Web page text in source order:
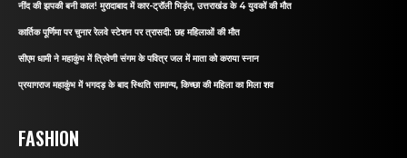
नींद की झपकी बनी काल! मुरादाबाद में कार-ट्रॉली भिड़ंत, उत्तराखंड के 4 युवकों की मौत
कार्तिक पूर्णिमा पर चुनार रेलवे स्टेशन पर त्रासदी: छह महिलाओं की मौत
सीएम धामी ने महाकुंभ में त्रिवेणी संगम के पवित्र जल में माता को कराया स्नान
प्रयागराज महाकुंभ में भगदड़ के बाद स्थिति सामान्य, किच्छा की महिला का मिला शव
FASHION